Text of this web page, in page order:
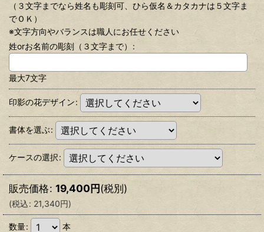
（３文字までなら姓名も彫刻可、ひら仮名＆カタカナは５文字ま
でＯＫ）
※文字方向やバランスは職人にお任せください
姓orお名前の彫刻（３文字まで）
:
最大7文字
印影の花デザイン:
書体を選ぶ:
ケースの選択:
販売価格: 19,400円(税別)
(税込: 21,340円)
数量: 本